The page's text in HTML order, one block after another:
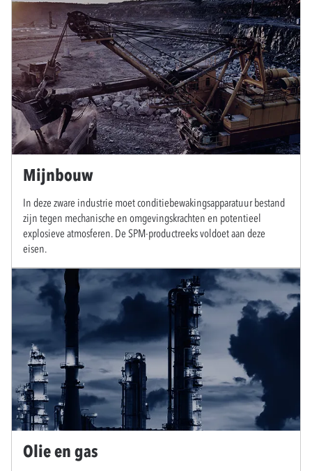
Mijnbouw
In deze zware industrie moet conditiebewakingsapparatuur bestand
zijn tegen mechanische en omgevingskrachten en potentieel
explosieve atmosferen. De SPM-productreeks voldoet aan deze
eisen.
Olie en gas